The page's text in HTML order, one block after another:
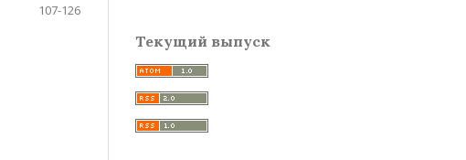
107-126
Текущий выпуск